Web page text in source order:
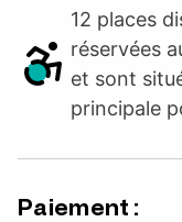
12 places
réservées
et sont
principale
Paiement :